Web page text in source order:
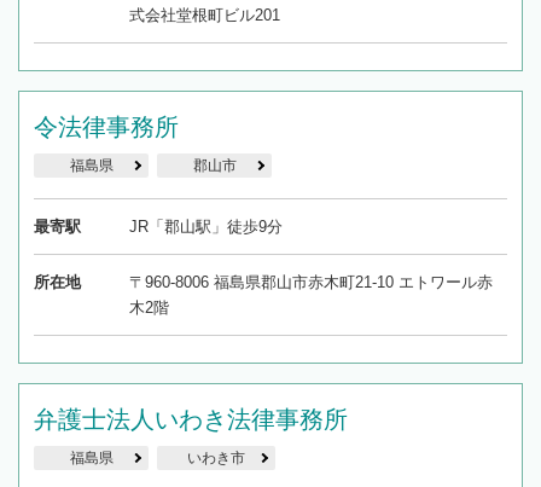
式会社堂根町ビル201
令法律事務所
福島県 郡山市
最寄駅 JR「郡山駅」徒歩9分
所在地
〒960-8006 福島県郡山市赤木町21-10 エトワール赤
木2階
弁護士法人いわき法律事務所
福島県 いわき市